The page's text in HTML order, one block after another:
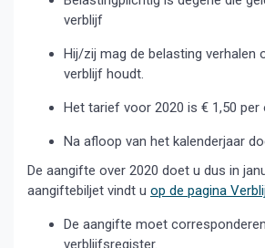
verblijf
Hij/zij mag de belasting verhalen
verblijf houdt.
Het tarief voor 2020 is € 1,50 per
Na afloop van het kalenderjaar
De aangifte over 2020 doet u dus in
aangiftebiljet vindt u op de pagina
De aangifte moet
verblijfsregister.